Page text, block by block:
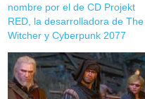
nombre por el de CD Projekt
RED, la desarrolladora de The
Witcher y Cyberpunk 2077